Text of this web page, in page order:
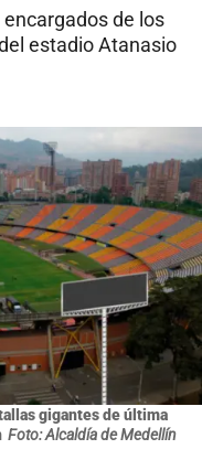
de los
estadio Atanasio
gigantes de última
Foto: Alcaldía de Medellín